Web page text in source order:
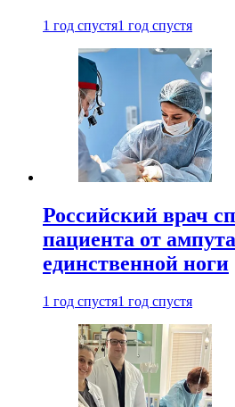
1 год спустя1 год спустя
Российский врач
пациента от
единственной ноги
1 год спустя1 год спустя